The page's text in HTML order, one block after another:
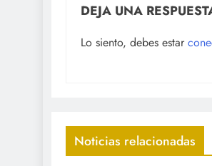
DEJA UNA
Lo siento, debes estar
Noticias relacionadas